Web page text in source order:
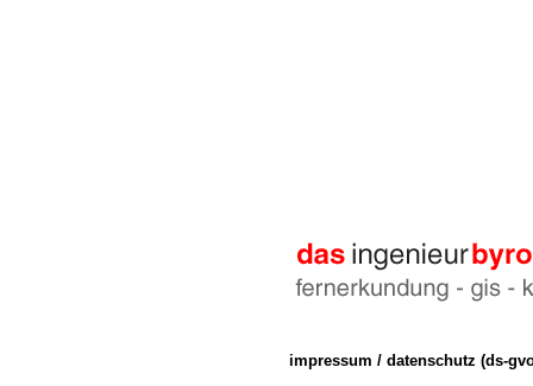
impressum / datenschutz (ds-